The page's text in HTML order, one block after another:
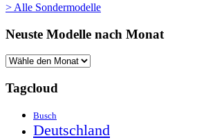
> Alle Sondermodelle
Neuste Modelle nach Monat
Tagcloud
Busch
Deutschland